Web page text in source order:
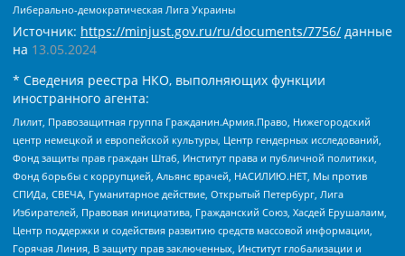
Либерально-демократическая Лига Украины
Источник: https://minjust.gov.ru/ru/documents/7756/ данные
на 13.05.2024
* Сведения реестра НКО, выполняющих функции
иностранного агента:
Лилит, Правозащитная группа Гражданин.Армия.Право, Нижегородский
центр немецкой и европейской культуры, Центр гендерных исследований,
Фонд защиты прав граждан Штаб, Институт права и публичной политики,
Фонд борьбы с коррупцией, Альянс врачей, НАСИЛИЮ.НЕТ, Мы против
СПИДа, СВЕЧА, Гуманитарное действие, Открытый Петербург, Лига
Избирателей, Правовая инициатива, Гражданский Союз, Хасдей Ерушалаим,
Центр поддержки и содействия развитию средств массовой информации,
Горячая Линия, В защиту прав заключенных, Институт глобализации и